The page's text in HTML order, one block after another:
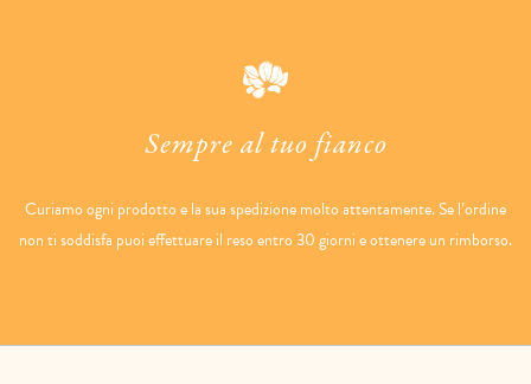
Sempre al tuo fianco
Curiamo ogni prodotto e la sua spedizione molto attentamente. Se l’ordine
non ti soddisfa puoi effettuare il reso entro 30 giorni e ottenere un rimborso.